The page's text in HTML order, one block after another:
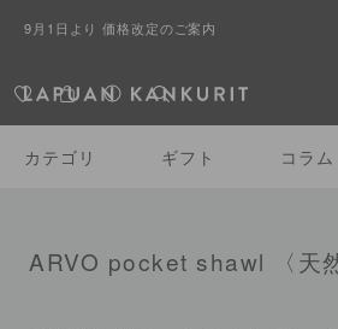
9月1日より 価格改定のご案内
カテゴリ ギフト コラム
ARVO pocket shawl 〈天